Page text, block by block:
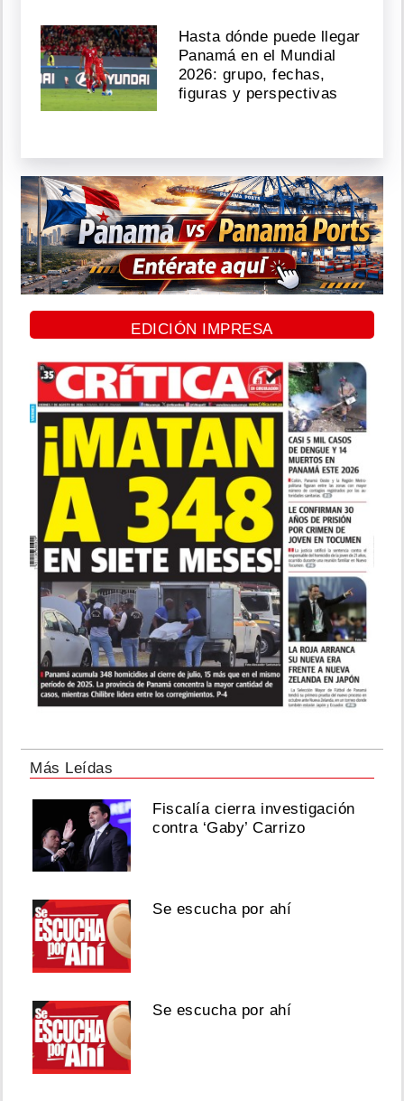
Hasta dónde puede llegar
Panamá en el Mundial
2026: grupo, fechas,
figuras y perspectivas
EDICIÓN IMPRESA
Más Leídas
Fiscalía cierra investigación
contra ‘Gaby’ Carrizo
Se escucha por ahí
Se escucha por ahí